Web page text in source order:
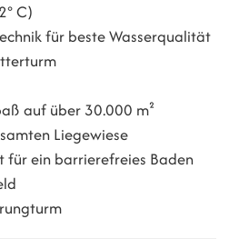
C)
für beste Wasserqualität
auf über 30.000 m²
Liegewiese
für ein barrierefreies Baden